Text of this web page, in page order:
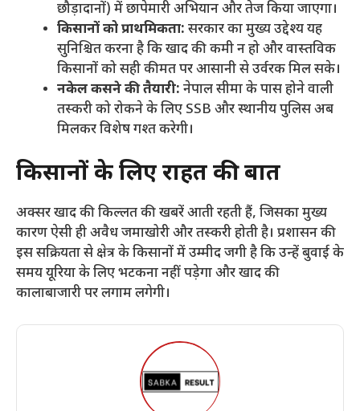
छौड़ादानों) में छापेमारी अभियान और तेज किया जाएगा।
किसानों को प्राथमिकता: सरकार का मुख्य उद्देश्य यह
सुनिश्चित करना है कि खाद की कमी न हो और वास्तविक
किसानों को सही कीमत पर आसानी से उर्वरक मिल सके।
नकेल कसने की तैयारी: नेपाल सीमा के पास होने वाली
तस्करी को रोकने के लिए SSB और स्थानीय पुलिस अब
मिलकर विशेष गश्त करेगी।
किसानों के लिए राहत की बात
​अक्सर खाद की किल्लत की खबरें आती रहती हैं, जिसका मुख्य
कारण ऐसी ही अवैध जमाखोरी और तस्करी होती है। प्रशासन की
इस सक्रियता से क्षेत्र के किसानों में उम्मीद जगी है कि उन्हें बुवाई के
समय यूरिया के लिए भटकना नहीं पड़ेगा और खाद की
कालाबाजारी पर लगाम लगेगी।